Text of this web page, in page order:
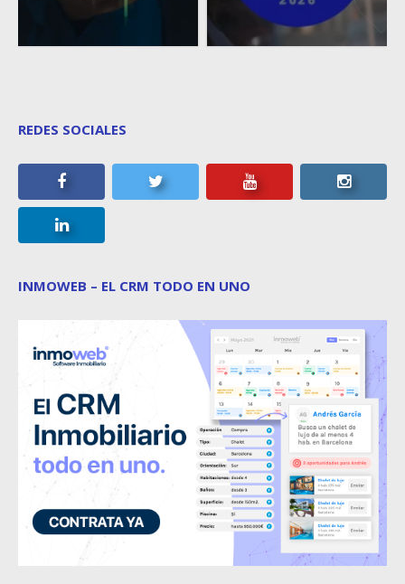
REDES SOCIALES
INMOWEB – EL CRM TODO EN UNO